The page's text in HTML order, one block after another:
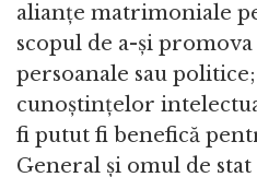
alianțe matrimoniale
scopul de a-și
persoanale sau
cunoștințelor
fi putut fi benefică
General și omul de